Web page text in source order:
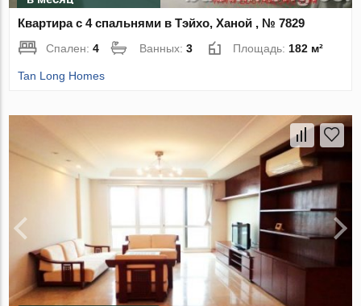
Квартира с 4 спальнями в Тэйхо, Ханой , № 7829
Спален:4 Ванных:3 Площадь: 182 м²
Tan Long Homes